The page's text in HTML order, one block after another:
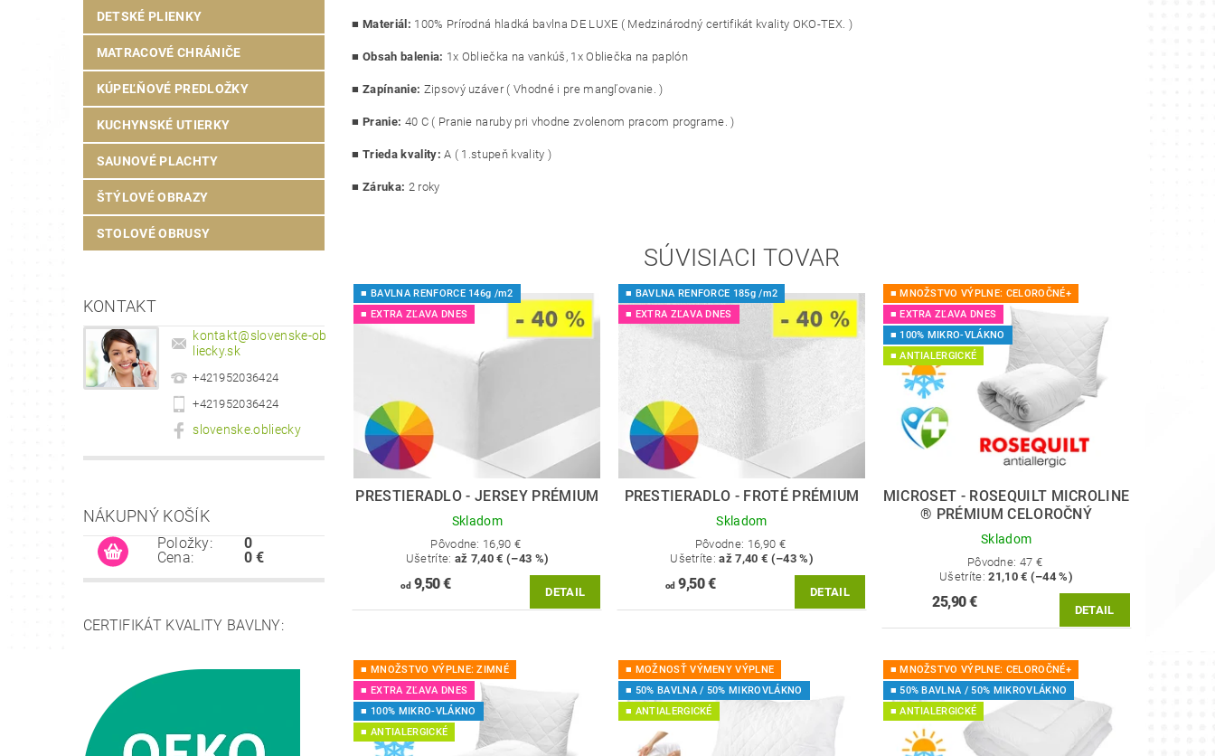
DETSKÉ PLIENKY
MATRACOVÉ CHRÁNIČE
KÚPEĽŇOVÉ PREDLOŽKY
KUCHYNSKÉ UTIERKY
SAUNOVÉ PLACHTY
ŠTÝLOVÉ OBRAZY
STOLOVÉ OBRUSY
KONTAKT
kontakt@slovenske-ob
liecky.sk
+421952036424
+421952036424
slovenske.obliecky
NÁKUPNÝ KOŠÍK
Položky:
Cena:
0
0 €
CERTIFIKÁT KVALITY BAVLNY:
■ Materiál: 100% Prírodná hladká bavlna DE LUXE ( Medzinárodný certifikát kvality OKO-TEX. )
■ Obsah balenia: 1x Obliečka na vankúš, 1x Obliečka na paplón
■ Zapínanie: Zipsový uzáver ( Vhodné i pre mangľovanie. )
■ Pranie: 40 C ( Pranie naruby pri vhodne zvolenom pracom programe. )
■ Trieda kvality: A ( 1.stupeň kvality )
■ Záruka: 2 roky
SÚVISIACI TOVAR
■ BAVLNA RENFORCE 146g /m2
■ EXTRA ZĽAVA DNES
PRESTIERADLO - JERSEY PRÉMIUM
Skladom
Pôvodne: 16,90 €
Ušetríte: až 7,40 € (–43 %)
od9,50 € DETAIL
■ BAVLNA RENFORCE 185g /m2
■ EXTRA ZĽAVA DNES
PRESTIERADLO - FROTÉ PRÉMIUM
Skladom
Pôvodne: 16,90 €
Ušetríte:až 7,40 € (–43 %)
od9,50 € DETAIL
■ MNOŽSTVO VÝPLNE: CELOROČNÉ+
■ EXTRA ZĽAVA DNES
■ 100% MIKRO-VLÁKNO
■ ANTIALERGICKÉ
MICROSET - ROSEQUILT MICROLINE
® PRÉMIUM CELOROČNÝ
Skladom
Pôvodne: 47 €
Ušetríte:21,10 € (–44 %)
25,90 € DETAIL
■ MNOŽSTVO VÝPLNE: ZIMNÉ
■ EXTRA ZĽAVA DNES
■ 100% MIKRO-VLÁKNO
■ ANTIALERGICKÉ
■ MOŽNOSŤ VÝMENY VÝPLNE
■ 50% BAVLNA / 50% MIKROVLÁKNO
■ ANTIALERGICKÉ
■ MNOŽSTVO VÝPLNE: CELOROČNÉ+
■ 50% BAVLNA / 50% MIKROVLÁKNO
■ ANTIALERGICKÉ